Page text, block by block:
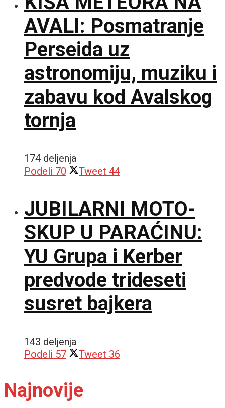
AVALI: Posmatranje
Perseida uz
astronomiju, muziku i
zabavu kod Avalskog
tornja
174 deljenja
Podeli 70 Tweet 44
JUBILARNI MOTO-
SKUP U PARAĆINU:
YU Grupa i Kerber
predvode trideseti
susret bajkera
143 deljenja
Podeli 57 Tweet 36
Najnovije